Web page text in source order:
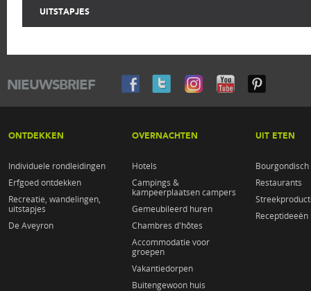
UITSTAPJES
NIEUWSBRIEF
ONTDEKKEN
Individuele rondleidingen
Erfgoed ontdekken
Recreatie, wandelingen,
uitstapjes
De Aveyron
OVERNACHTEN
Hotels
Campings &
kampeerplaatsen campers
Gemeubileerd huren
Chambres d'hôtes
Accommodatie voor
groepen
Vakantiedorpen
Buitengewoon huis
UIT ETEN
Bourgondisch
Restaurants
Receptideeën